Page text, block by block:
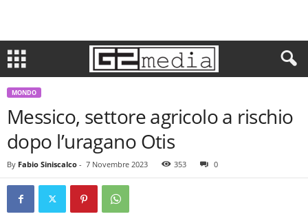
MONDO
Messico, settore agricolo a rischio
dopo l’uragano Otis
By Fabio Siniscalco - 7 Novembre 2023 353 0